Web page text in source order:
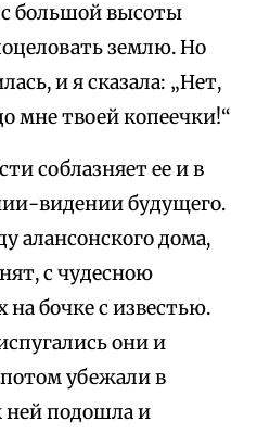
большой высоты
землю. Но
и я сказала: „Нет,
мне твоей копеечки!“
соблазняет ее и в
видении будущего.
алансонского дома,
с чудесною
бочке с известью.
они и
потом убежали в
ней подошла и